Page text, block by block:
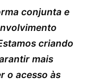
conjunta e
criando
mais
o acesso às